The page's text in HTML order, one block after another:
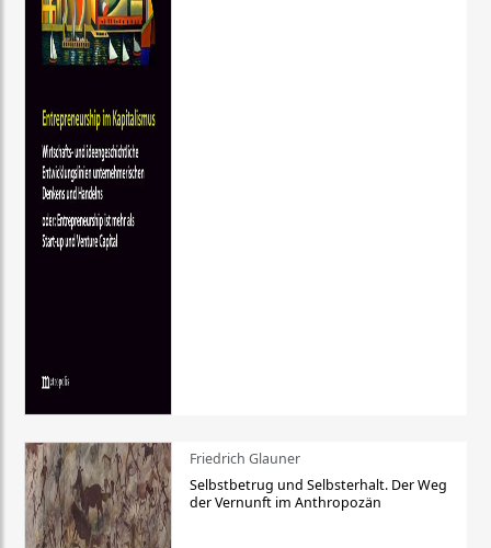
Friedrich Glauner
Selbstbetrug und Selbsterhalt. Der Weg
der Vernunft im Anthropozän